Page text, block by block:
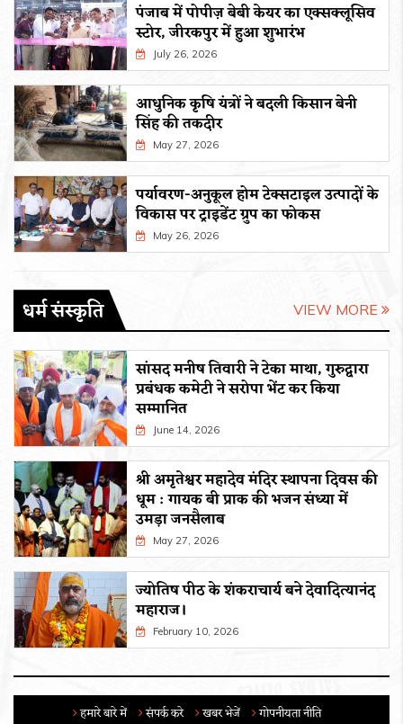
पंजाब में पोपीज़ बेबी केयर का एक्सक्लूसिव
स्टोर, जीरकपुर में हुआ शुभारंभ
July 26, 2026
आधुनिक कृषि यंत्रों ने बदली किसान बेनी
सिंह की तकदीर
May 27, 2026
पर्यावरण-अनुकूल होम टेक्सटाइल उत्पादों के
विकास पर ट्राइडेंट ग्रुप का फोकस
May 26, 2026
धर्म संस्कृति VIEW MORE
सांसद मनीष तिवारी ने टेका माथा, गुरुद्वारा
प्रबंधक कमेटी ने सरोपा भेंट कर किया
सम्मानित
June 14, 2026
श्री अमृतेश्वर महादेव मंदिर स्थापना दिवस की
धूम : गायक बी प्राक की भजन संध्या में
उमड़ा जनसैलाब
May 27, 2026
ज्योतिष पीठ के शंकराचार्य बने देवादित्यानंद
महाराज।
February 10, 2026
हमारे बारे में संपर्क करे खबर भेजें गोपनीयता नीति